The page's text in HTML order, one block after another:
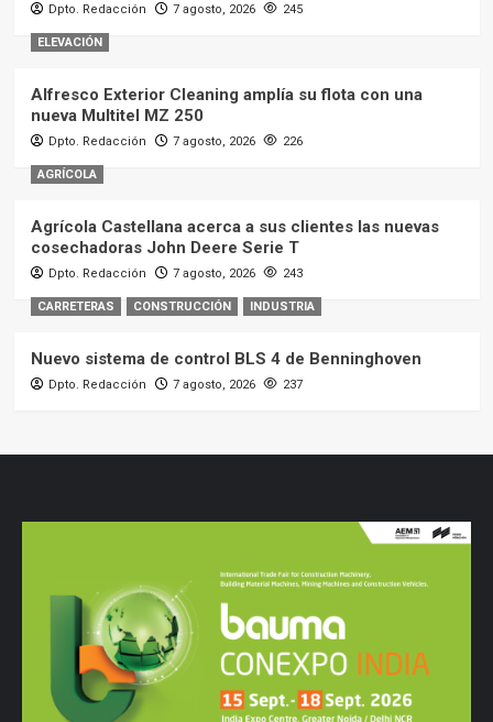
Dpto. Redacción 7 agosto, 2026 245
ELEVACIÓN
Alfresco Exterior Cleaning amplía su flota con una
nueva Multitel MZ 250
Dpto. Redacción 7 agosto, 2026 226
AGRÍCOLA
Agrícola Castellana acerca a sus clientes las nuevas
cosechadoras John Deere Serie T
Dpto. Redacción 7 agosto, 2026 243
CARRETERAS CONSTRUCCIÓN INDUSTRIA
Nuevo sistema de control BLS 4 de Benninghoven
Dpto. Redacción 7 agosto, 2026 237